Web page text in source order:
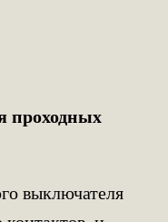
проходных
выключателя